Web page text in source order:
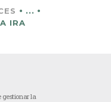
...
IRA
gestionar la